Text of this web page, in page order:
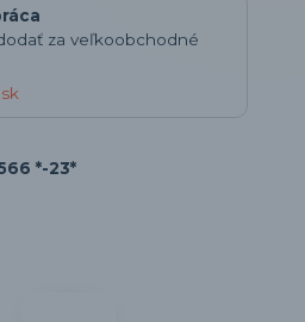
za veľkoobchodné
*-23*